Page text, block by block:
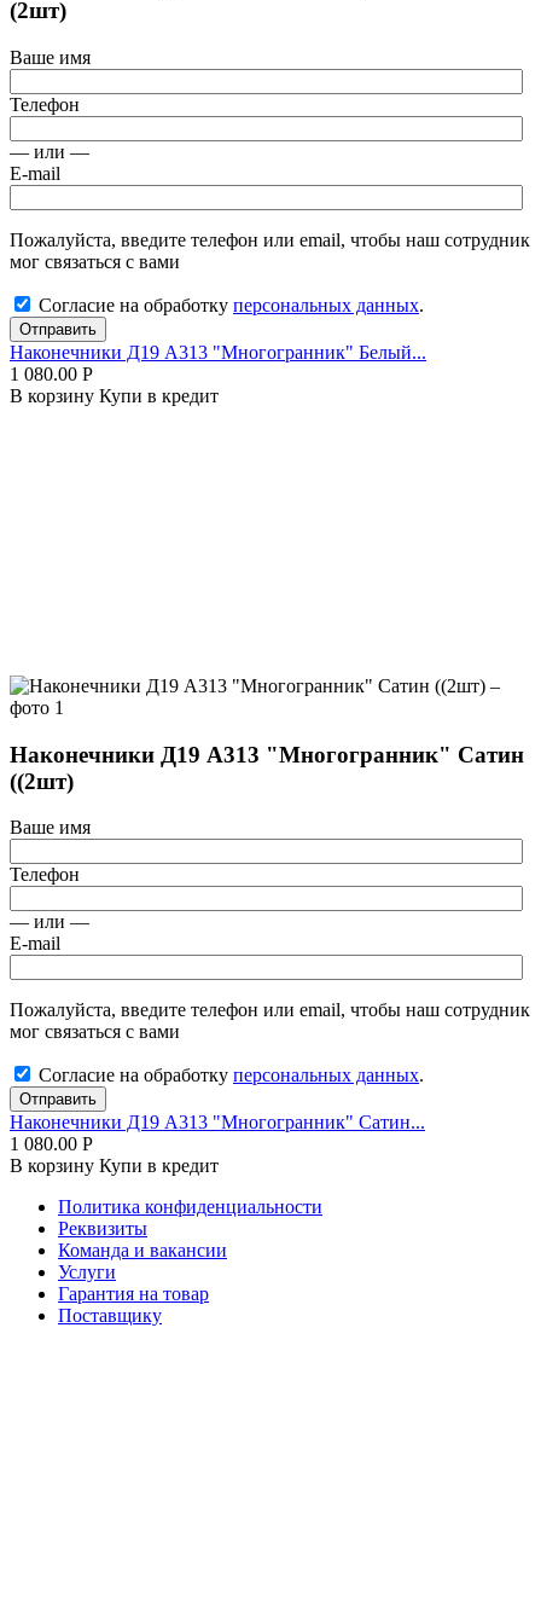
(2шт)
Ваше имя
Телефон
— или —
E-mail
Пожалуйста, введите телефон или email, чтобы наш сотрудник
мог связаться с вами
Согласие на обработку персональных данных.
Отправить
Наконечники Д19 А313 "Многогранник" Белый...
1 080.00 Р
В корзину Купи в кредит
Наконечники Д19 А313 "Многогранник" Сатин
((2шт)
Ваше имя
Телефон
— или —
E-mail
Пожалуйста, введите телефон или email, чтобы наш сотрудник
мог связаться с вами
Согласие на обработку персональных данных.
Отправить
Наконечники Д19 А313 "Многогранник" Сатин...
1 080.00 Р
В корзину Купи в кредит
Политика конфиденциальности
Реквизиты
Команда и вакансии
Услуги
Гарантия на товар
Поставщику